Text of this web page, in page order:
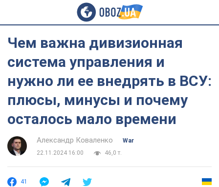
Чем важна дивизионная
система управления и
нужно ли ее внедрять в ВСУ:
плюсы, минусы и почему
осталось мало времени
Александр Коваленко
War
22.11.2024 16:00
46,0 т.
41